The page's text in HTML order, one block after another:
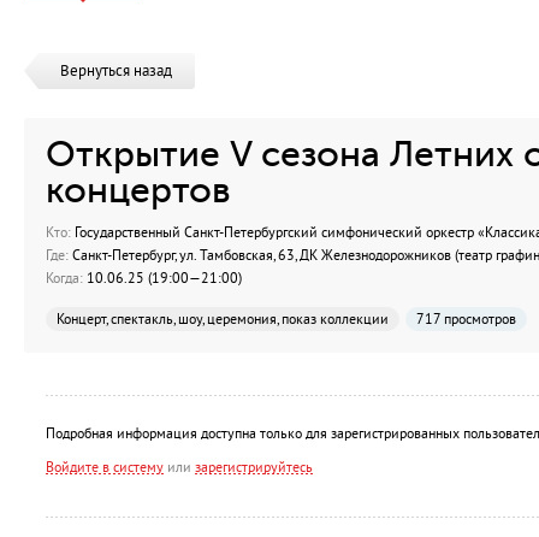
Вернуться назад
Открытие V сезона Летних
концертов
Кто: Государственный Санкт-Петербургский симфонический оркестр
Где: Санкт-Петербург, ул. Тамбовская, 63, ДК Железнодорожников (театр
Когда: 10.06.25 (19:00—21:00)
Концерт, спектакль, шоу, церемония, показ коллекции 717 просмотров
Подробная информация доступна только для зарегистрированных
Войдите в систему или зарегистрируйтесь